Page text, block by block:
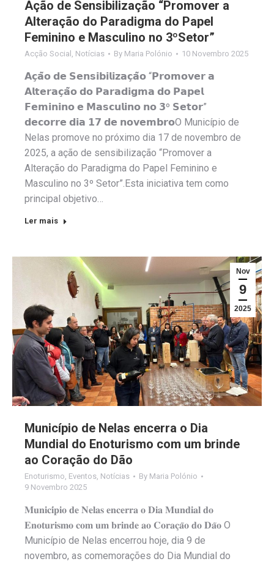
Ação de Sensibilização “Promover a
Alteração do Paradigma do Papel
Feminino e Masculino no 3ºSetor”
Acção Social Notícias By Maria Polónio 10 Novembro 2025
𝗔𝗰̧𝗮̃𝗼 𝗱𝗲 𝗦𝗲𝗻𝘀𝗶𝗯𝗶𝗹𝗶𝘇𝗮𝗰̧𝗮̃𝗼 “𝗣𝗿𝗼𝗺𝗼𝘃𝗲𝗿 𝗮
𝗔𝗹𝘁𝗲𝗿𝗮𝗰̧𝗮̃𝗼 𝗱𝗼 𝗣𝗮𝗿𝗮𝗱𝗶𝗴𝗺𝗮 𝗱𝗼 𝗣𝗮𝗽𝗲𝗹
𝗙𝗲𝗺𝗶𝗻𝗶𝗻𝗼 𝗲 𝗠𝗮𝘀𝗰𝘂𝗹𝗶𝗻𝗼 𝗻𝗼 𝟯º 𝗦𝗲𝘁𝗼𝗿”
𝗱𝗲𝗰𝗼𝗿𝗿𝗲 𝗱𝗶𝗮 𝟭𝟳 𝗱𝗲 𝗻𝗼𝘃𝗲𝗺𝗯𝗿𝗼O Município de
Nelas promove no próximo dia 17 de novembro de
2025, a ação de sensibilização “Promover a
Alteração do Paradigma do Papel Feminino e
Masculino no 3º Setor”.Esta iniciativa tem como
principal objetivo…
Ler mais
Nov
9
2025
Município de Nelas encerra o Dia
Mundial do Enoturismo com um brinde
ao Coração do Dão
Enoturismo Eventos Notícias By Maria Polónio
9 Novembro 2025
𝐌𝐮𝐧𝐢𝐜𝐢́𝐩𝐢𝐨 𝐝𝐞 𝐍𝐞𝐥𝐚𝐬 𝐞𝐧𝐜𝐞𝐫𝐫𝐚 𝐨 𝐃𝐢𝐚 𝐌𝐮𝐧𝐝𝐢𝐚𝐥 𝐝𝐨
𝐄𝐧𝐨𝐭𝐮𝐫𝐢𝐬𝐦𝐨 𝐜𝐨𝐦 𝐮𝐦 𝐛𝐫𝐢𝐧𝐝𝐞 𝐚𝐨 𝐂𝐨𝐫𝐚𝐜̧𝐚̃𝐨 𝐝𝐨 𝐃𝐚̃𝐨 O
Município de Nelas encerrou hoje, dia 9 de
novembro, as comemorações do Dia Mundial do